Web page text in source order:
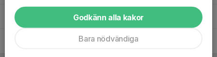
Karl NoreforsTränare
Tränare
Godkänn alla kakor
Bara nödvändiga